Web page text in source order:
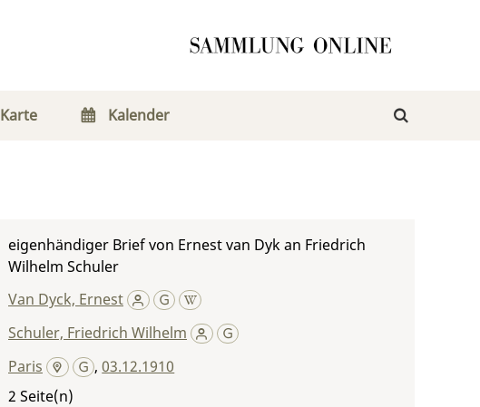
Karte Kalender
eigenhändiger Brief von Ernest van Dyk an Friedrich
Wilhelm Schuler
Van Dyck, Ernest
Schuler, Friedrich Wilhelm
Paris ,03.12.1910
2